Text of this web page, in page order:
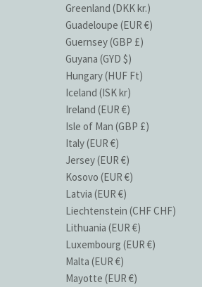
Greenland (DKK kr.)
Guadeloupe (EUR €)
Guernsey (GBP £)
Guyana (GYD $)
Hungary (HUF Ft)
Iceland (ISK kr)
Ireland (EUR €)
Isle of Man (GBP £)
Italy (EUR €)
Jersey (EUR €)
Kosovo (EUR €)
Latvia (EUR €)
Liechtenstein (CHF CHF)
Lithuania (EUR €)
Luxembourg (EUR €)
Malta (EUR €)
Mayotte (EUR €)